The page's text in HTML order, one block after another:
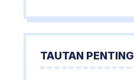
TAUTAN PENTING